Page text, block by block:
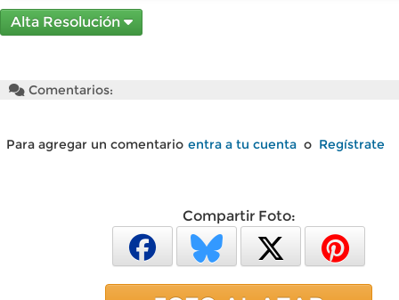
Alta Resolución
Comentarios:
Para agregar un comentario entra a tu cuenta o Regístrate
Compartir Foto: